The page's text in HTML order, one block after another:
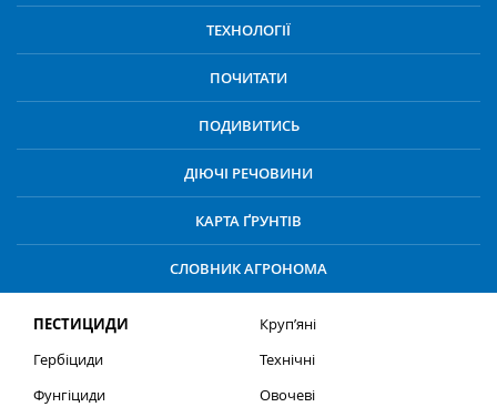
ТЕХНОЛОГІЇ
ПОЧИТАТИ
ПОДИВИТИСЬ
ДІЮЧІ РЕЧОВИНИ
КАРТА ҐРУНТІВ
СЛОВНИК АГРОНОМА
ПЕСТИЦИДИ
Гербіциди
Фунгіциди
Круп’яні
Технічні
Овочеві